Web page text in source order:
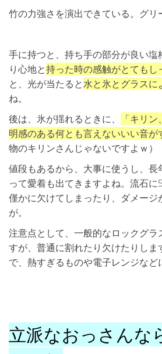
竹の力強さを演出できている。グリ
手に持つと、持ち手の部分が良い
り心地と持った時の感触がとてもし
と、光が当たると水と氷とグラスに
ね。
後は、氷が揺れるときに、
「キリ
明感のある何とも言えないいい音が
物のキリンさんじゃないですよｗ）
値段もあるから、大事に使うし、長
って愛着も出てきますよね。流石に
僅かに欠けてしまったり、ダメージ
が。
注意点として、一般的なロックグラ
すが、普通に割れたり欠けたりしま
で、熱すぎるものや電子レンジなど
立派なおっさんな